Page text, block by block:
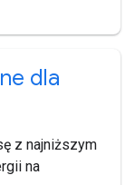
dla
z najniższym
na